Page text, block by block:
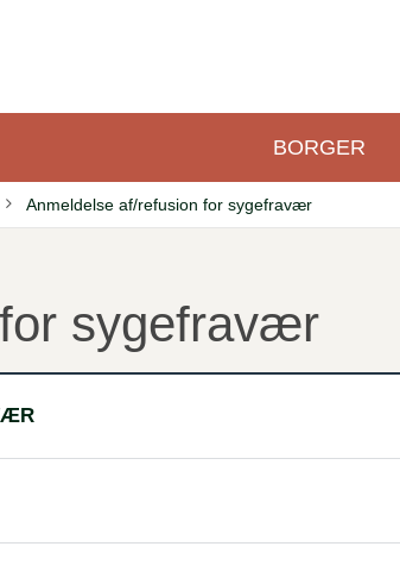
Primær
BORGER
Anmeldelse af/refusion for sygefravær
sygefravær